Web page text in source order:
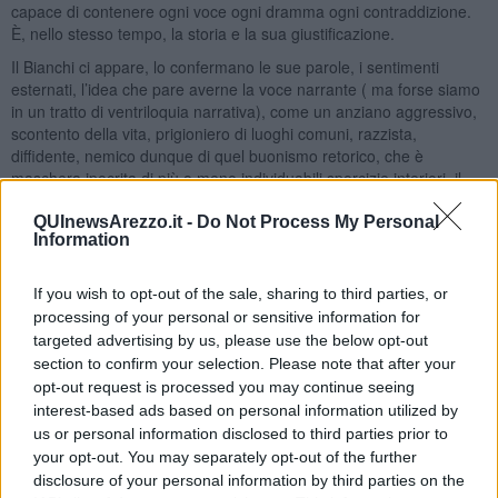
QUInewsArezzo.it - Do Not Process My Personal
Information
If you wish to opt-out of the sale, sharing to third parties, or
processing of your personal or sensitive information for
targeted advertising by us, please use the below opt-out
section to confirm your selection. Please note that after your
opt-out request is processed you may continue seeing
interest-based ads based on personal information utilized by
us or personal information disclosed to third parties prior to
your opt-out. You may separately opt-out of the further
disclosure of your personal information by third parties on the
capace di contenere ogni voce ogni dramma ogni contraddizione.
È, nello stesso tempo, la storia e la sua giustificazione.
Il Bianchi ci appare, lo confermano le sue parole, i sentimenti
esternati, l’idea che pare averne la voce narrante ( ma forse siamo
in un tratto di ventriloquia narrativa), come un anziano aggressivo,
scontento della vita, prigioniero di luoghi comuni, razzista,
diffidente, nemico dunque di quel buonismo retorico, che è
maschera ipocrita di più o meno individuabili sporcizie interiori, il
travestimento che parrebbe indossare Gianni, il giovane bidello
che, parla col bocchino impostato, l’occhio limpido volto verso il
cielo e che sembra studiare da Santo. Ma noi lettori intuiamo che il
comuni del cinismo contemporaneo o, se vogliamo, la patina che
l’esistere ha lasciato nella coscienza, per le delusioni, i lutti, le
umiliazioni subite, nasconde e libera altri caratteri, altre categorie
che sono quelle che appartengono ai tempi storici e personali di
un’altra Italia. Come se qualche tempesta interiore avesse la forza
di riportare in superficie quei valori che possono essere sommersi,
ma che non muoiono mai: la commozione, la solidarietà, la bontà di
fondo.
Come ci dice Giorgio Caproni, il poeta è il minatore che scende